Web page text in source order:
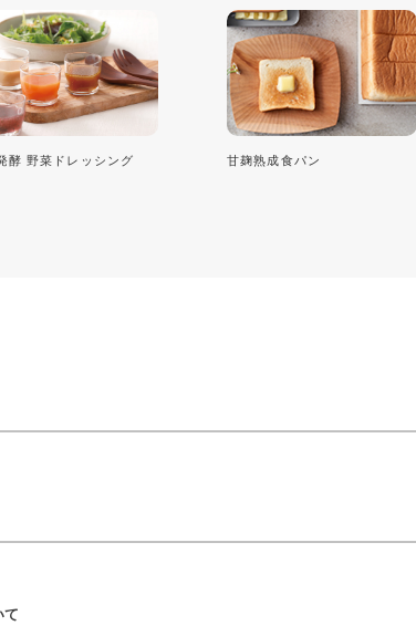
酵 野菜ドレッシング 甘麹熟成食パン
て